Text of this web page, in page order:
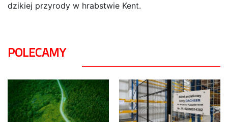
dzikiej przyrody w hrabstwie Kent.
POLECAMY